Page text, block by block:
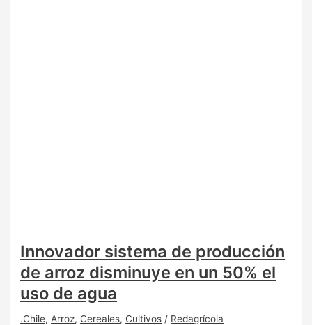
Innovador sistema de producción
de arroz disminuye en un 50% el
uso de agua
.Chile, Arroz, Cereales, Cultivos / Redagrícola